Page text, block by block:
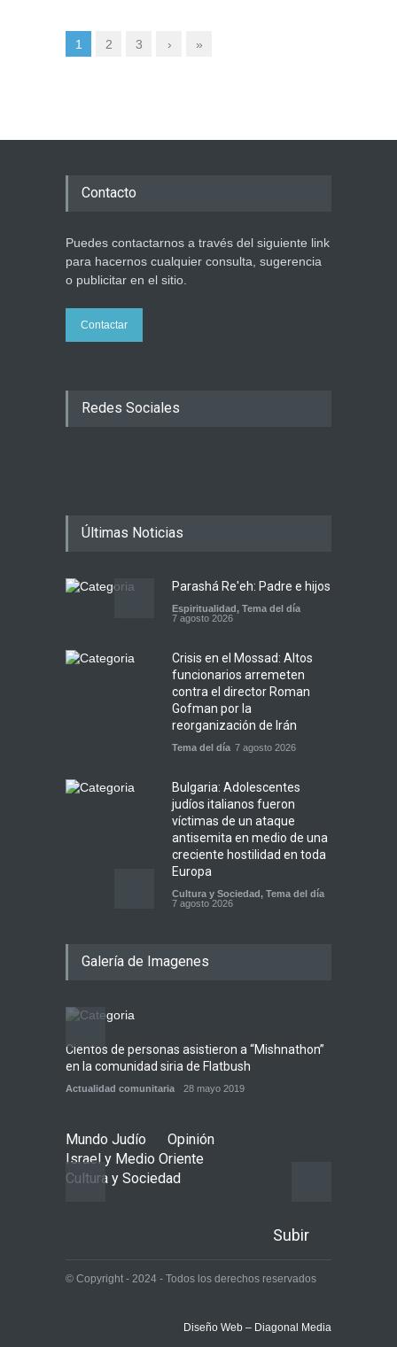
1 2 3 › »
Contacto
Puedes contactarnos a través del siguiente link
para hacernos cualquier consulta, sugerencia
o publicitar en el sitio.
Contactar
Redes Sociales
Últimas Noticias
Parashá Re'eh: Padre e hijos
Espiritualidad, Tema del día
7 agosto 2026
Crisis en el Mossad: Altos
funcionarios arremeten
contra el director Roman
Gofman por la
reorganización de Irán
Tema del día 7 agosto 2026
Bulgaria: Adolescentes
judíos italianos fueron
víctimas de un ataque
antisemita en medio de una
creciente hostilidad en toda
Europa
Cultura y Sociedad, Tema del día
7 agosto 2026
Jenin después de que un
Alarma en Israel: Crece el
temor de que el apoyo
bipartidista estadounidense
Israel y Medio Oriente
7 agosto 2026
Galería de Imagenes
Cientos de personas asistieron a “Mishnathon”
en la comunidad siria de Flatbush
Actualidad comunitaria 28 mayo 2019
Mundo Judío
Opinión
Israel y Medio Oriente
Cultura y Sociedad
Subir
© Copyright - 2024 - Todos los derechos reservados
Diseño Web – Diagonal Media